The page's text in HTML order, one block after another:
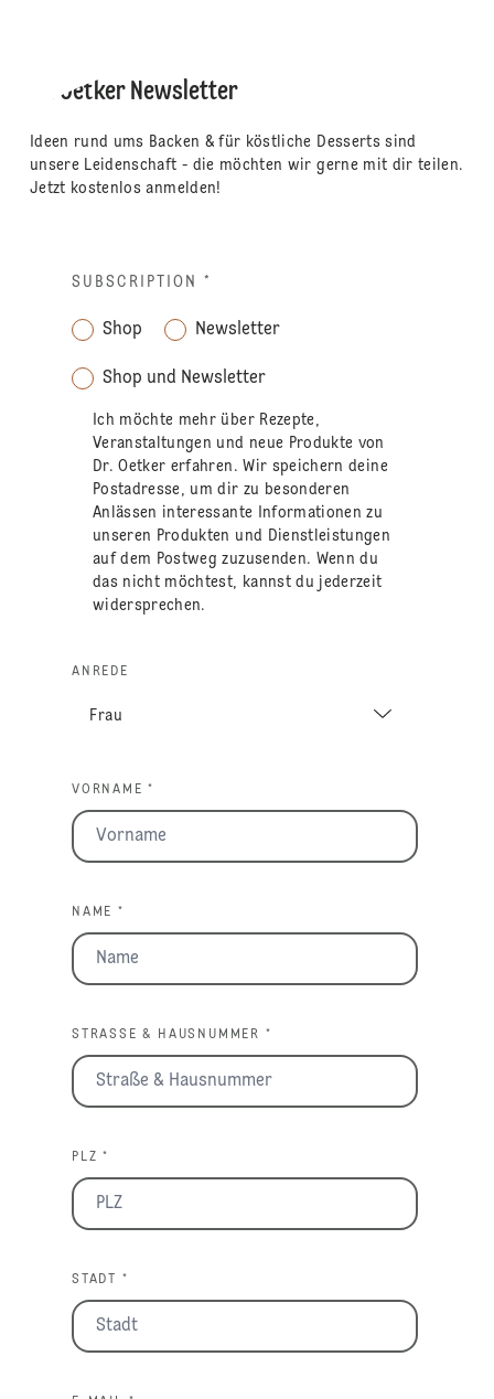
Dr. Oetker Newsletter
Ideen rund ums Backen & für köstliche Desserts sind
unsere Leidenschaft - die möchten wir gerne mit dir teilen.
Jetzt kostenlos anmelden!
SUBSCRIPTION *
Shop Newsletter
Shop und Newsletter
Ich möchte mehr über Rezepte,
Veranstaltungen und neue Produkte von
Dr. Oetker erfahren. Wir speichern deine
Postadresse, um dir zu besonderen
Anlässen interessante Informationen zu
unseren Produkten und Dienstleistungen
auf dem Postweg zuzusenden. Wenn du
das nicht möchtest, kannst du jederzeit
widersprechen.
ANREDE
VORNAME *
NAME *
STRASSE & HAUSNUMMER *
PLZ *
STADT *